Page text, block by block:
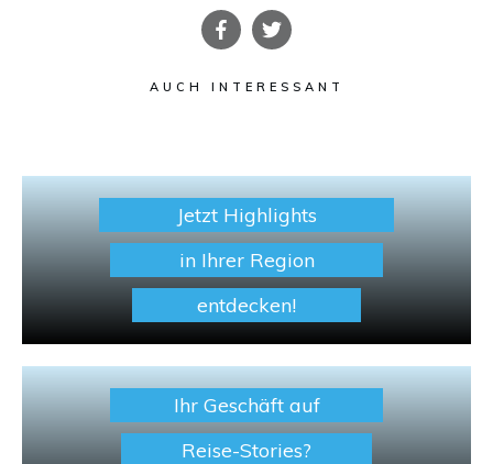
AUCH INTERESSANT
Jetzt Highlights
in Ihrer Region
entdecken!
Ihr Geschäft auf
Reise-Stories?